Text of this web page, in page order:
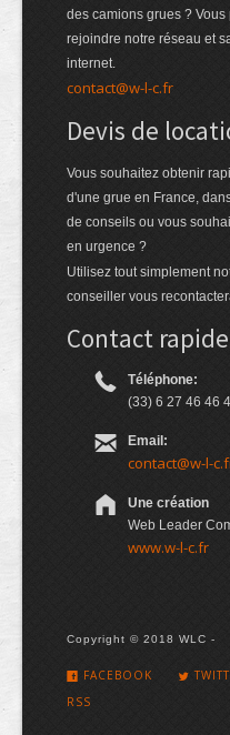
des camions grues ?
rejoindre notre réseau et
internet.
contact@w-l-c.fr
Devis de
Vous souhaitez obtenir
d'une grue en France,
de conseils ou vous
en urgence ?
Utilisez tout simplement
conseiller vous
Contact rapide
Téléphone:
(33) 6 27 46 46
Email:
contact@w-l-
Une création
Web Leader
www.w-l-c.fr
Copyright © 2018 WLC -
FACEBOOK
RSS